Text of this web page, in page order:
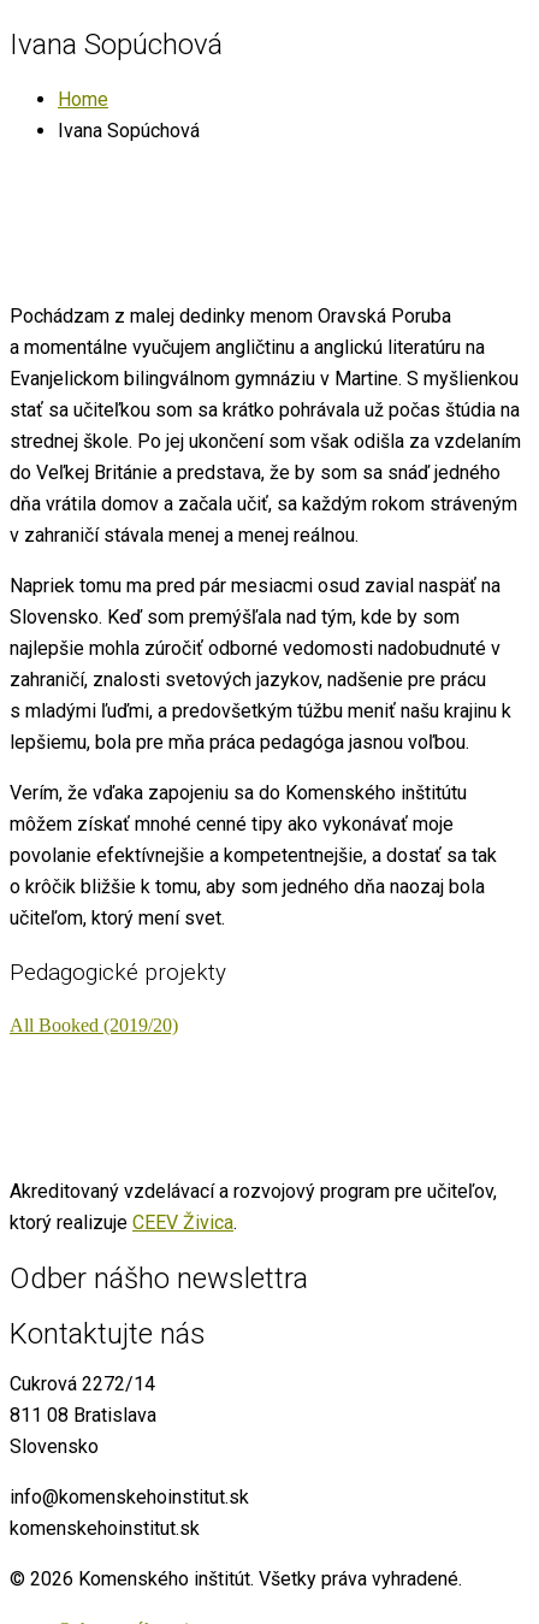
Ivana Sopúchová
Home
Ivana Sopúchová
Pochádzam z malej dedinky menom Oravská Poruba
a momentálne vyučujem angličtinu a anglickú literatúru na
Evanjelickom bilingválnom gymnáziu v Martine. S myšlienkou
stať sa učiteľkou som sa krátko pohrávala už počas štúdia na
strednej škole. Po jej ukončení som však odišla za vzdelaním
do Veľkej Británie a predstava, že by som sa snáď jedného
dňa vrátila domov a začala učiť, sa každým rokom stráveným
v zahraničí stávala menej a menej reálnou.
Napriek tomu ma pred pár mesiacmi osud zavial naspäť na
Slovensko. Keď som premýšľala nad tým, kde by som
najlepšie mohla zúročiť odborné vedomosti nadobudnuté v
zahraničí, znalosti svetových jazykov, nadšenie pre prácu
s mladými ľuďmi, a predovšetkým túžbu meniť našu krajinu k
lepšiemu, bola pre mňa práca pedagóga jasnou voľbou.
Verím, že vďaka zapojeniu sa do Komenského inštitútu
môžem získať mnohé cenné tipy ako vykonávať moje
povolanie efektívnejšie a kompetentnejšie, a dostať sa tak
o krôčik bližšie k tomu, aby som jedného dňa naozaj bola
učiteľom, ktorý mení svet.
Pedagogické projekty
All Booked (2019/20)
Akreditovaný vzdelávací a rozvojový program pre učiteľov,
ktorý realizuje CEEV Živica.
Odber nášho newslettra
Kontaktujte nás
Cukrová 2272/14
811 08 Bratislava
Slovensko
info@komenskehoinstitut.sk
komenskehoinstitut.sk
© 2026 Komenského inštitút. Všetky práva vyhradené.